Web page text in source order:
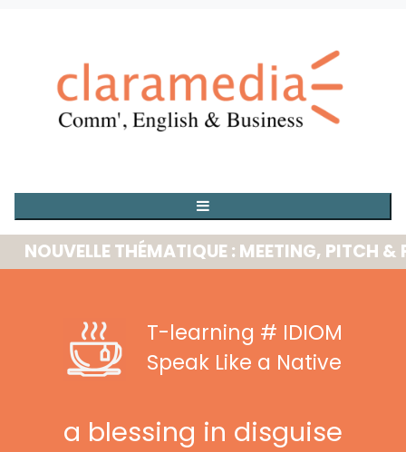
THÉMATIQUE : MEETING, PITCH &
T-learning # IDIOM
Speak Like a Native
a blessing in disguise